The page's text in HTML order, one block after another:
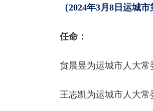
（2024年3月8日运
任命：
贠晨昱为运城市人大
王志凯为运城市人大